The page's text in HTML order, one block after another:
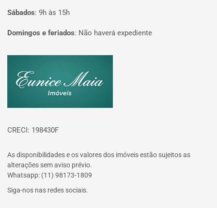
Sábados: 9h às 15h
Domingos e feriados: Não haverá expediente
CRECI: 198430F
As disponibilidades e os valores dos imóveis estão sujeitos as
alterações sem aviso prévio.
Whatsapp: (11) 98173-1809
Siga-nos nas redes sociais.